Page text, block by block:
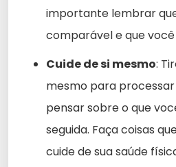
importante lembrar
comparável e que
Cuide de si mesmo:
mesmo para
pensar sobre o que
seguida. Faça coisas
cuide de sua saúde